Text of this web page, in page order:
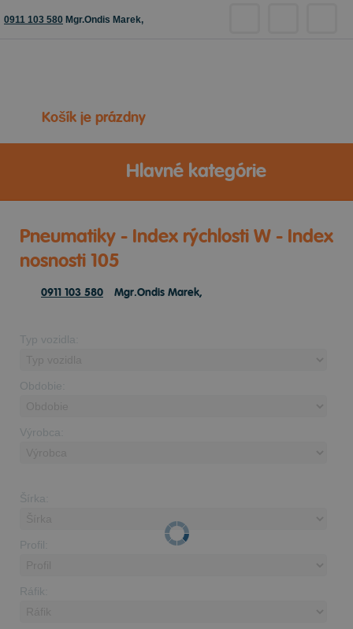
0911 103 580 Mgr.Ondis Marek,
Košík je prázdny
Hlavné kategórie
Pneumatiky - Index rýchlosti W - Index
nosnosti 105
0911 103 580 Mgr.Ondis Marek,
Typ vozidla:
Obdobie:
Výrobca:
Šírka:
Profil:
Ráfik: